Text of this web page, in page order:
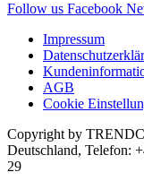
Follow us Facebook
Impressum
AGB
Cookie
Copyright by
Deutschland, Telefon:
29